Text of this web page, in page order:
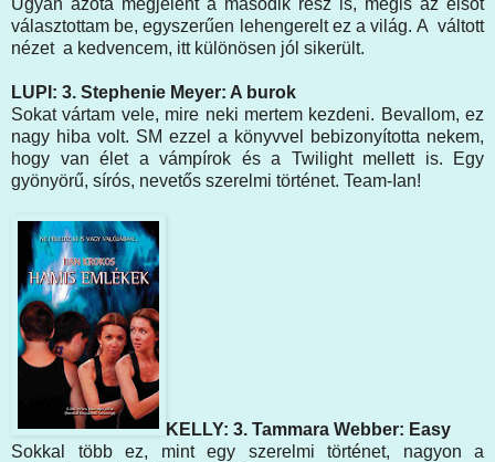
választottam be, egyszerűen lehengerelt ez a világ. A váltott
nézet a kedvencem, itt különösen jól sikerült.
LUPI: 3. Stephenie Meyer: A burok
Sokat vártam vele, mire neki mertem kezdeni. Bevallom, ez
nagy hiba volt. SM ezzel a könyvvel bebizonyította nekem,
hogy van élet a vámpírok és a Twilight mellett is. Egy
gyönyörű, sírós, nevetős szerelmi történet. Team-Ian!
KELLY: 3. Tammara Webber: Easy
Sokkal több ez, mint egy szerelmi történet, nagyon a